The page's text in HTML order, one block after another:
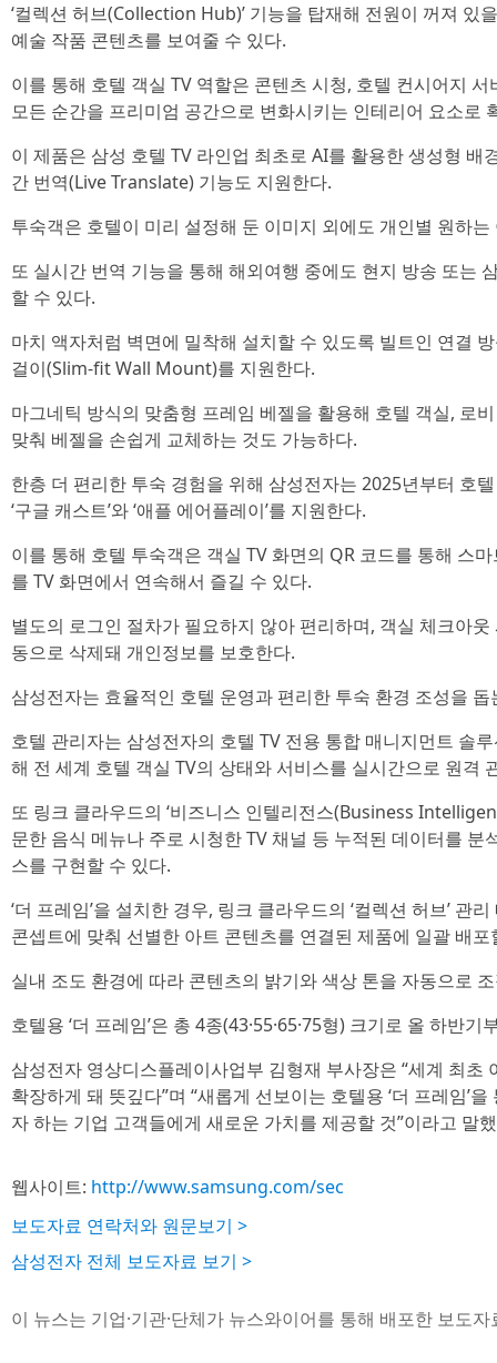
‘컬렉션 허브(Collection Hub)’ 기능을 탑재해 전원이 꺼져 있
예술 작품 콘텐츠를 보여줄 수 있다.
이를 통해 호텔 객실 TV 역할은 콘텐츠 시청, 호텔 컨시어지
모든 순간을 프리미엄 공간으로 변화시키는 인테리어 요소로
이 제품은 삼성 호텔 TV 라인업 최초로 AI를 활용한 생성형
간 번역(Live Translate) 기능도 지원한다.
투숙객은 호텔이 미리 설정해 둔 이미지 외에도 개인별 원하
또 실시간 번역 기능을 통해 해외여행 중에도 현지 방송 또는
할 수 있다.
마치 액자처럼 벽면에 밀착해 설치할 수 있도록 빌트인 연결
걸이(Slim-fit Wall Mount)를 지원한다.
마그네틱 방식의 맞춤형 프레임 베젤을 활용해 호텔 객실, 로
맞춰 베젤을 손쉽게 교체하는 것도 가능하다.
한층 더 편리한 투숙 경험을 위해 삼성전자는 2025년부터 호
‘구글 캐스트’와 ‘애플 에어플레이’를 지원한다.
이를 통해 호텔 투숙객은 객실 TV 화면의 QR 코드를 통해 스
를 TV 화면에서 연속해서 즐길 수 있다.
별도의 로그인 절차가 필요하지 않아 편리하며, 객실 체크아
동으로 삭제돼 개인정보를 보호한다.
삼성전자는 효율적인 호텔 운영과 편리한 투숙 환경 조성을
호텔 관리자는 삼성전자의 호텔 TV 전용 통합 매니지먼트 솔
해 전 세계 호텔 객실 TV의 상태와 서비스를 실시간으로 원격
또 링크 클라우드의 ‘비즈니스 인텔리전스(Business
문한 음식 메뉴나 주로 시청한 TV 채널 등 누적된 데이터를
스를 구현할 수 있다.
‘더 프레임’을 설치한 경우, 링크 클라우드의 ‘컬렉션 허브’ 관
콘셉트에 맞춰 선별한 아트 콘텐츠를 연결된 제품에 일괄 배포
실내 조도 환경에 따라 콘텐츠의 밝기와 색상 톤을 자동으로
호텔용 ‘더 프레임’은 총 4종(43·55·65·75형) 크기로 올 하반
삼성전자 영상디스플레이사업부 김형재 부사장은 “세계 최초
확장하게 돼 뜻깊다”며 “새롭게 선보이는 호텔용 ‘더 프레임’
자 하는 기업 고객들에게 새로운 가치를 제공할 것”이라고 말
웹사이트: http://www.samsung.com/sec
보도자료 연락처와 원문보기 >
삼성전자 전체 보도자료 보기 >
이 뉴스는 기업·기관·단체가 뉴스와이어를 통해 배포한 보도